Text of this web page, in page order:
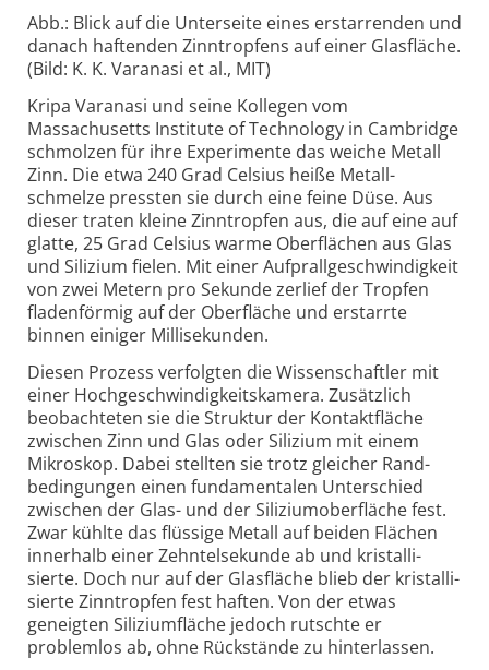
Abb.: Blick auf die Unterseite eines erstar­renden und
danach haften­den Zinn­tropfens auf einer Glas­fläche.
(Bild: K. K. Varanasi et al., MIT)
Kripa Varanasi und seine Kollegen vom
Massachusetts Institute of Techno­logy in Cambridge
schmolzen für ihre Experi­mente das weiche Metall
Zinn. Die etwa 240 Grad Celsius heiße Metall­
schmelze pressten sie durch eine feine Düse. Aus
dieser traten kleine Zinn­tropfen aus, die auf eine auf
glatte, 25 Grad Celsius warme Ober­flächen aus Glas
und Silizium fielen. Mit einer Aufprall­geschwin­dig­keit
von zwei Metern pro Sekunde zerlief der Tropfen
fladen­förmig auf der Ober­fläche und erstarrte
binnen einiger Milli­sekunden.
Diesen Prozess verfolgten die Wissenschaftler mit
einer Hochge­schwin­dig­keits­kamera. Zusätz­lich
beob­ach­teten sie die Struktur der Kontakt­fläche
zwischen Zinn und Glas oder Silizium mit einem
Mikro­skop. Dabei stellten sie trotz gleicher Rand­
bedin­gungen einen funda­men­talen Unter­schied
zwischen der Glas- und der Silizium­ober­fläche fest.
Zwar kühlte das flüs­sige Metall auf beiden Flächen
inner­halb einer Zehntel­sekunde ab und kristal­li­
sierte. Doch nur auf der Glas­fläche blieb der kristal­li­
sierte Zinn­tropfen fest haften. Von der etwas
geneigten Silizium­fläche jedoch rutschte er
problem­los ab, ohne Rück­stände zu hinter­lassen.